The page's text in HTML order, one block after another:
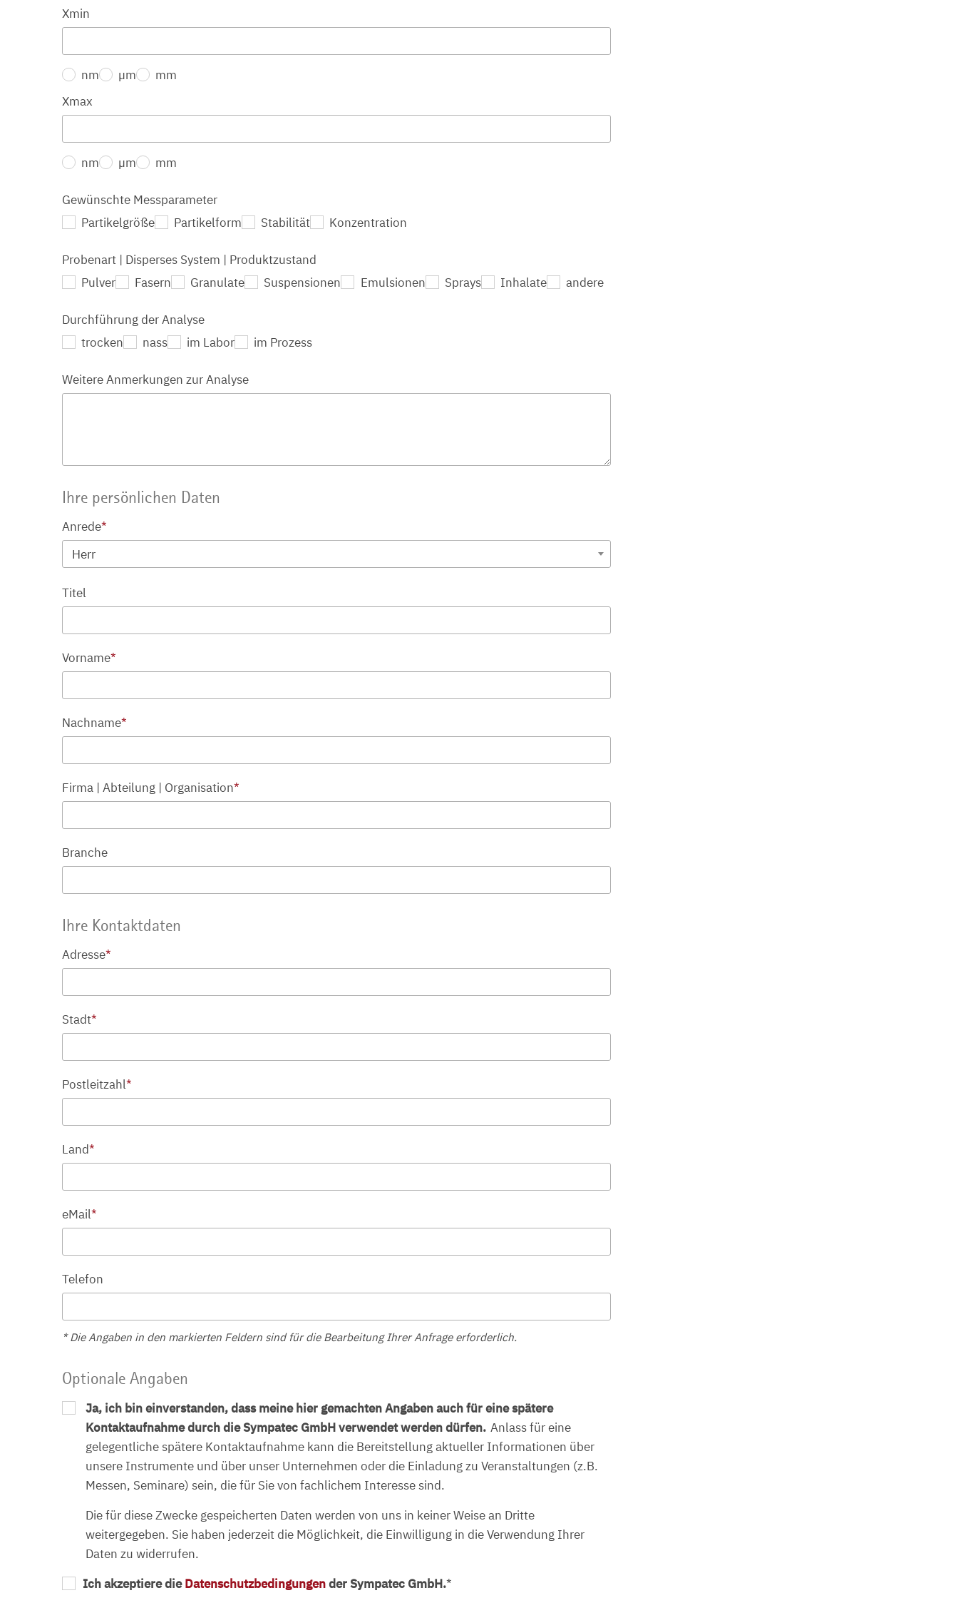
Xmin
nm µm
mm
Xmax
nm µm mm
Gewünschte Messparameter
Partikelgröße
Partikelform Stabilität Konzentration
Probenart | Disperses System | Produktzustand
Pulver
Fasern Granulate Suspensionen Emulsionen Sprays Inhalate andere
Durchführung der Analyse
trocken
nass im Labor im Prozess
Weitere Anmerkungen zur Analyse
Ihre persönlichen Daten
Anrede*
Herr
Titel
Vorname*
Nachname*
Firma | Abteilung | Organisation*
Branche
Ihre Kontaktdaten
Adresse*
Stadt*
Postleitzahl*
Land*
eMail*
Telefon
* Die Angaben in den markierten Feldern sind für die Bearbeitung Ihrer Anfrage erforderlich.
Optionale Angaben
Ja, ich bin einverstanden, dass meine hier gemachten Angaben auch für eine spätere
Kontaktaufnahme durch die Sympatec GmbH verwendet werden dürfen. Anlass für eine
gelegentliche spätere Kontaktaufnahme kann die Bereitstellung aktueller Informationen über
unsere Instrumente und über unser Unternehmen oder die Einladung zu Veranstaltungen (z.B.
Messen, Seminare) sein, die für Sie von fachlichem Interesse sind.
Die für diese Zwecke gespeicherten Daten werden von uns in keiner Weise an Dritte
weitergegeben. Sie haben jederzeit die Möglichkeit, die Einwilligung in die Verwendung Ihrer
Daten zu widerrufen.
Ich akzeptiere dieDatenschutzbedingungender Sympatec GmbH.*